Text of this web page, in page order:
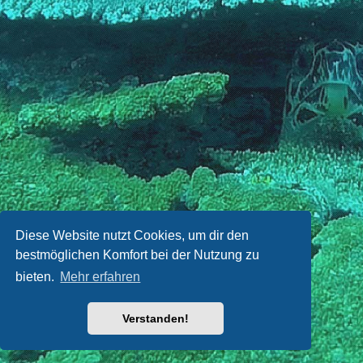
Diese Website nutzt Cookies, um dir den
bestmöglichen Komfort bei der Nutzung zu
bieten. Mehr erfahren
Verstanden!